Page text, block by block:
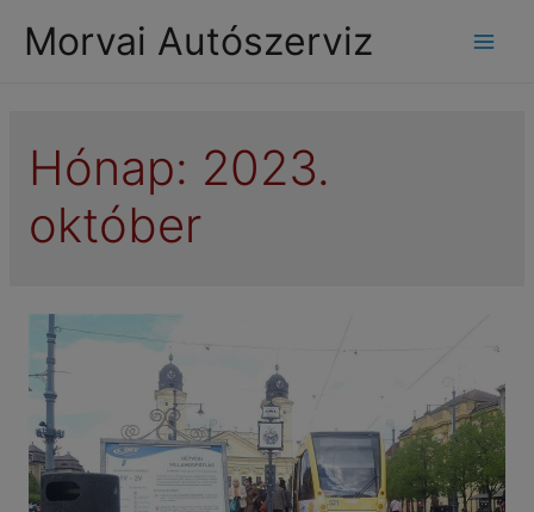
Morvai Autószerviz
Hónap: 2023.
október